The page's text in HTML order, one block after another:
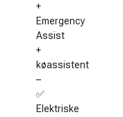
+
Emergency
Assist
+
køassistent
–
✅
Elektriske